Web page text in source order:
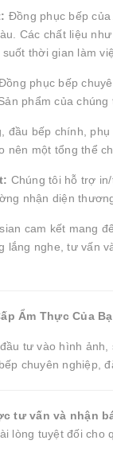
Đồng phục bếp
Các chất liệu
thời gian làm
phục bếp
phẩm của
đầu bếp chính,
một tổng thể
Chúng tôi hỗ trợ
nhận diện
cam kết mang
lắng nghe, tư vấn
Ẩm Thực Của
tư vào hình
chuyên nghiệp,
tư vấn và nhận
lòng tuyệt đối cho